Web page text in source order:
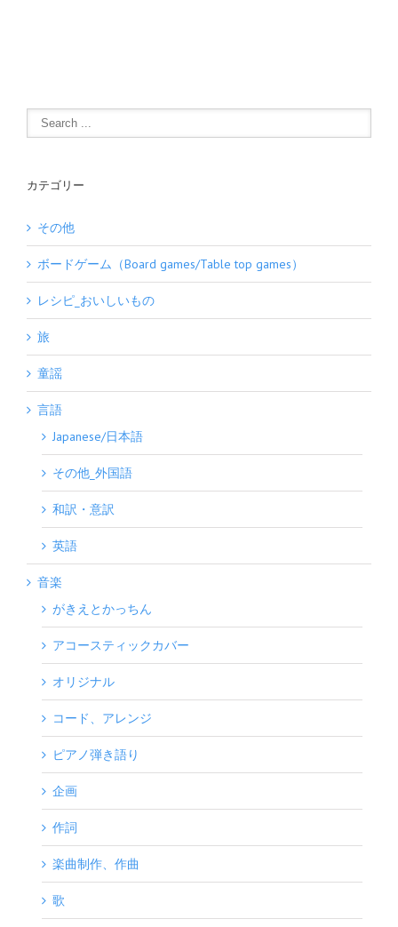
カテゴリー
その他
ボードゲーム（Board games/Table top games）
レシピ_おいしいもの
旅
童謡
言語
Japanese/日本語
その他_外国語
和訳・意訳
英語
音楽
がきえとかっちん
アコースティックカバー
オリジナル
コード、アレンジ
ピアノ弾き語り
企画
作詞
楽曲制作、作曲
歌